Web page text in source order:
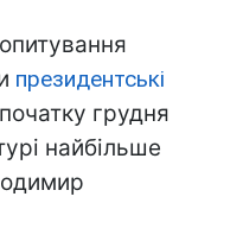
президентські
грудня
найбільше